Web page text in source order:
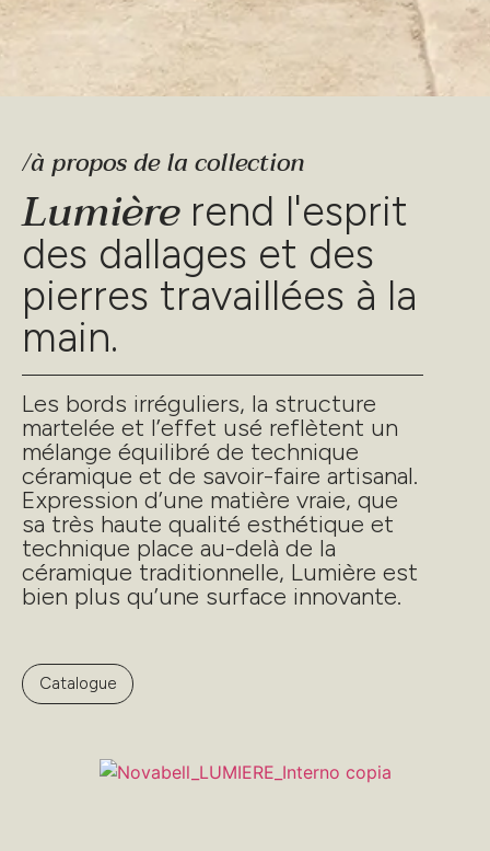
/à propos de la collection
Lumièrerend l'esprit
des dallages et des
pierres travaillées à la
main.
Les bords irréguliers, la structure
martelée et l’effet usé reflètent un
mélange équilibré de technique
céramique et de savoir-faire artisanal.
Expression d’une matière vraie, que
sa très haute qualité esthétique et
technique place au-delà de la
céramique traditionnelle, Lumière est
bien plus qu’une surface innovante.
Catalogue